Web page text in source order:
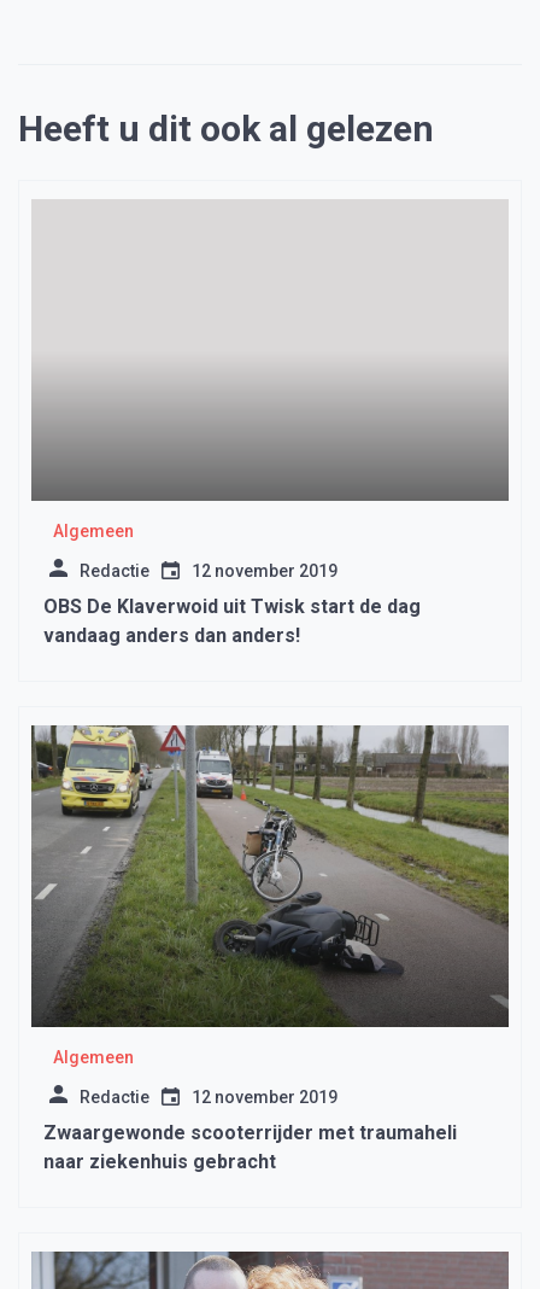
Heeft u dit ook al gelezen
Algemeen
Redactie 12 november 2019
OBS De Klaverwoid uit Twisk start de dag
vandaag anders dan anders!
Algemeen
Redactie 12 november 2019
Zwaargewonde scooterrijder met traumaheli
naar ziekenhuis gebracht